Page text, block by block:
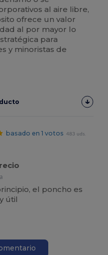
al aire libre,
ofrece un valor
al por mayor lo
para
y minoristas de
basado en 1 votos
483 uds.
el poncho es
útil